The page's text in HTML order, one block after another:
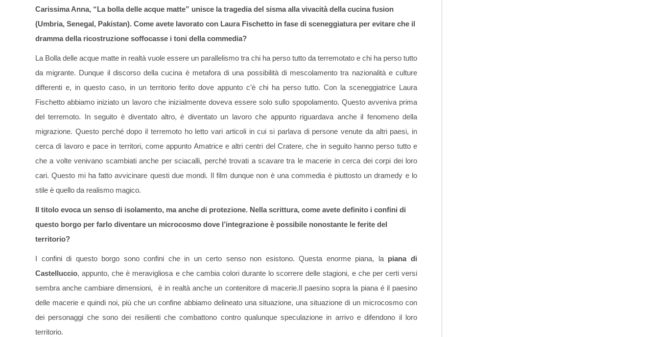
Carissima Anna, “La bolla delle acque matte” unisce la tragedia del sisma alla vivacità della cucina fusion
(Umbria, Senegal, Pakistan). Come avete lavorato con Laura Fischetto in fase di sceneggiatura per evitare che il
dramma della ricostruzione soffocasse i toni della commedia?
La Bolla delle acque matte in realtà vuole essere un parallelismo tra chi ha perso tutto da terremotato e chi ha perso tutto
da migrante. Dunque il discorso della cucina è metafora di una possibilità di mescolamento tra nazionalità e culture
differenti e, in questo caso, in un territorio ferito dove appunto c’è chi ha perso tutto. Con la sceneggiatrice Laura
Fischetto abbiamo iniziato un lavoro che inizialmente doveva essere solo sullo spopolamento. Questo avveniva prima
del terremoto. In seguito è diventato altro, è diventato un lavoro che appunto riguardava anche il fenomeno della
migrazione. Questo perché dopo il terremoto ho letto vari articoli in cui si parlava di persone venute da altri paesi, in
cerca di lavoro e pace in territori, come appunto Amatrice e altri centri del Cratere, che in seguito hanno perso tutto e
che a volte venivano scambiati anche per sciacalli, perché trovati a scavare tra le macerie in cerca dei corpi dei loro
cari. Questo mi ha fatto avvicinare questi due mondi. Il film dunque non è una commedia è piuttosto un dramedy e lo
stile è quello da realismo magico.
Il titolo evoca un senso di isolamento, ma anche di protezione. Nella scrittura, come avete definito i confini di
questo borgo per farlo diventare un microcosmo dove l’integrazione è possibile nonostante le ferite del
territorio?
I confini di questo borgo sono confini che in un certo senso non esistono. Questa enorme piana, la piana di
Castelluccio, appunto, che è meravigliosa e che cambia colori durante lo scorrere delle stagioni, e che per certi versi
sembra anche cambiare dimensioni, è in realtà anche un contenitore di macerie.Il paesino sopra la piana é il paesino
delle macerie e quindi noi, più che un confine abbiamo delineato una situazione, una situazione di un microcosmo con
dei personaggi che sono dei resilienti che combattono contro qualunque speculazione in arrivo e difendono il loro
territorio.